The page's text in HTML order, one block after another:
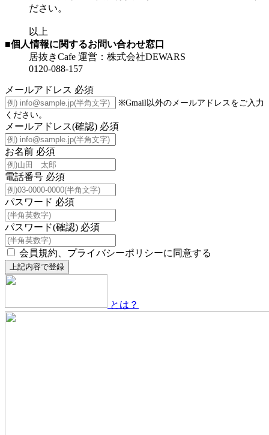
ださい。
以上
■個人情報に関するお問い合わせ窓口
居抜きCafe 運営：株式会社DEWARS
0120-088-157
メールアドレス 必須
※Gmail以外のメールアドレスをご入力
ください。
メールアドレス(確認) 必須
お名前 必須
電話番号 必須
パスワード 必須
パスワード(確認) 必須
会員規約、プライバシーポリシーに同意する
とは？